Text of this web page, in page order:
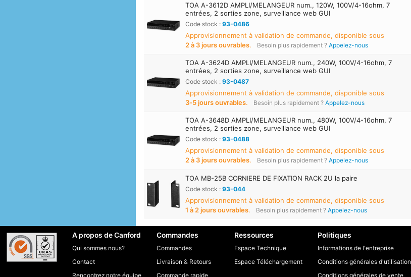
TOA A-3612D AMPLI/MELANGEUR num., 120W, 100V/4-16ohm, 7
entrées, 2 sorties zone, surveillance web GUI
Code stock :93-0486
Approvisionnement à validation de commande, disponible sous
2 à 3 jours ouvrables. Besoin plus rapidement ? Appelez-nous
TOA A-3624D AMPLI/MELANGEUR num., 240W, 100V/4-16ohm, 7
entrées, 2 sorties zone, surveillance web GUI
Code stock :93-0487
Approvisionnement à validation de commande, disponible sous
3‑5 jours ouvrables. Besoin plus rapidement ? Appelez-nous
TOA A-3648D AMPLI/MELANGEUR num., 480W, 100V/4-16ohm, 7
entrées, 2 sorties zone, surveillance web GUI
Code stock :93-0488
Approvisionnement à validation de commande, disponible sous
2 à 3 jours ouvrables. Besoin plus rapidement ? Appelez-nous
TOA MB-25B CORNIERE DE FIXATION RACK 2U la paire
Code stock :93-044
Approvisionnement à validation de commande, disponible sous
1 à 2 jours ouvrables. Besoin plus rapidement ? Appelez-nous
A propos de Canford
Qui sommes nous?
Contact
Rencontrez notre équipe
Commandes
Commandes
Livraison & Retours
Commande rapide
Ressources
Espace Technique
Espace Téléchargement
Politiques
Informations de l'entreprise
Conditions générales d'utilisation
Conditions générales de vente